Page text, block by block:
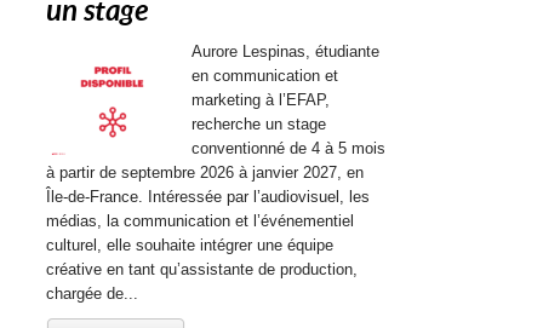
un stage
Aurore Lespinas, étudiante
en communication et
marketing à l’EFAP,
recherche un stage
conventionné de 4 à 5 mois
à partir de septembre 2026 à janvier 2027, en
Île-de-France. Intéressée par l’audiovisuel, les
médias, la communication et l’événementiel
culturel, elle souhaite intégrer une équipe
créative en tant qu’assistante de production,
chargée de...